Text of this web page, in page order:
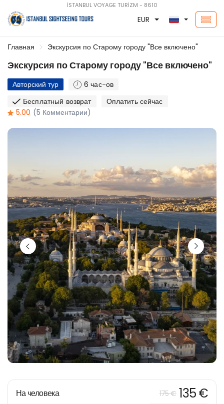
İSTANBUL VOYAGE TURİZM - 8610
EUR
Главная Экскурсия по Старому городу "Все включено"
Экскурсия по Старому городу "Все включено"
Авторский тур
6 час-ов
Бесплатный возврат
Оплатить сейчас
5.00 (5 Комментарии)
На человека 175 € 135 €